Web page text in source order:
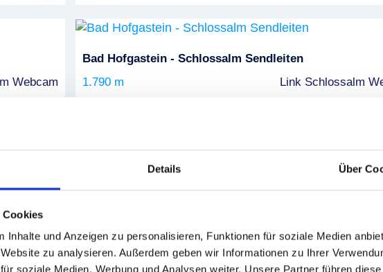
Details Über
Cookies
Inhalte und Anzeigen zu personalisieren, Funktionen für soziale Medien
zu analysieren. Außerdem geben wir Informationen zu Ihrer
soziale Medien, Werbung und Analysen weiter. Unsere Partner führen
Webcam
Bad Hofgastein - Schlossalm Sendleiten
1.790 m
Link Schlossalm
Dorfgastein - Fulseck Bergstation
Link Fulseck
Dorfgastein Flying Cam
1.993